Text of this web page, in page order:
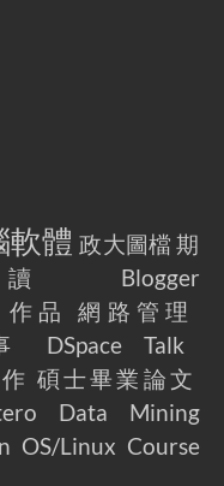
軟體 政大圖檔 期
Blogger
作品
網路管理
DSpace
Talk
碩士畢業論文
Data Mining
OS/Linux Course